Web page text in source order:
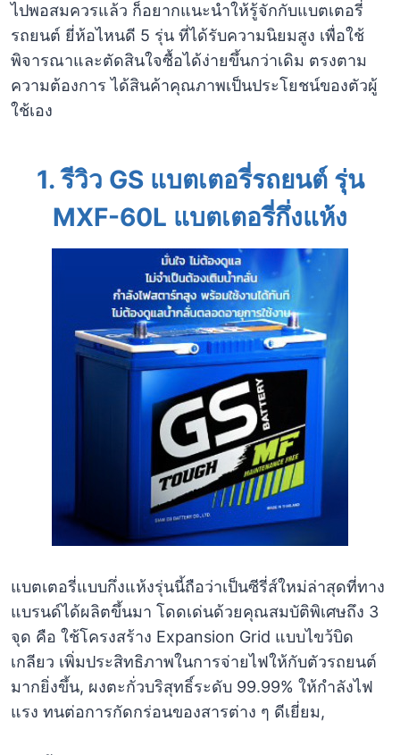
ไปพอสมควรแล้ว ก็อยากแนะนำให้รู้จักกับแบตเตอรี่
รถยนต์ ยี่ห้อไหนดี 5 รุ่น ที่ได้รับความนิยมสูง เพื่อใช้
พิจารณาและตัดสินใจซื้อได้ง่ายขึ้นกว่าเดิม ตรงตาม
ความต้องการ ได้สินค้าคุณภาพเป็นประโยชน์ของตัวผู้
ใช้เอง
1.รีวิว GS แบตเตอรี่รถยนต์ รุ่น
MXF-60L แบตเตอรี่กึ่งแห้ง
แบตเตอรี่แบบกึ่งแห้งรุ่นนี้ถือว่าเป็นซีรี่ส์ใหม่ล่าสุดที่ทาง
แบรนด์ได้ผลิตขึ้นมา โดดเด่นด้วยคุณสมบัติพิเศษถึง 3
จุด คือ ใช้โครงสร้าง Expansion Grid แบบไขว้บิด
เกลียว เพิ่มประสิทธิภาพในการจ่ายไฟให้กับตัวรถยนต์
มากยิ่งขึ้น, ผงตะกั่วบริสุทธิ์ระดับ 99.99% ให้กำลังไฟ
แรง ทนต่อการกัดกร่อนของสารต่าง ๆ ดีเยี่ยม,